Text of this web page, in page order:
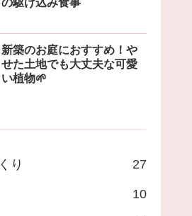
の駆け込み食事
新築のお庭におすすめ！や
せた土地でも大丈夫な可愛
い植物🌱
り 27
10